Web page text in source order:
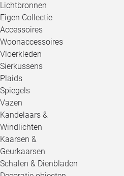
Lichtbronnen
Eigen Collectie
Accessoires
Woonaccessoires
Vloerkleden
Sierkussens
Plaids
Spiegels
Vazen
Kandelaars &
Windlichten
Kaarsen &
Geurkaarsen
Schalen & Dienbladen